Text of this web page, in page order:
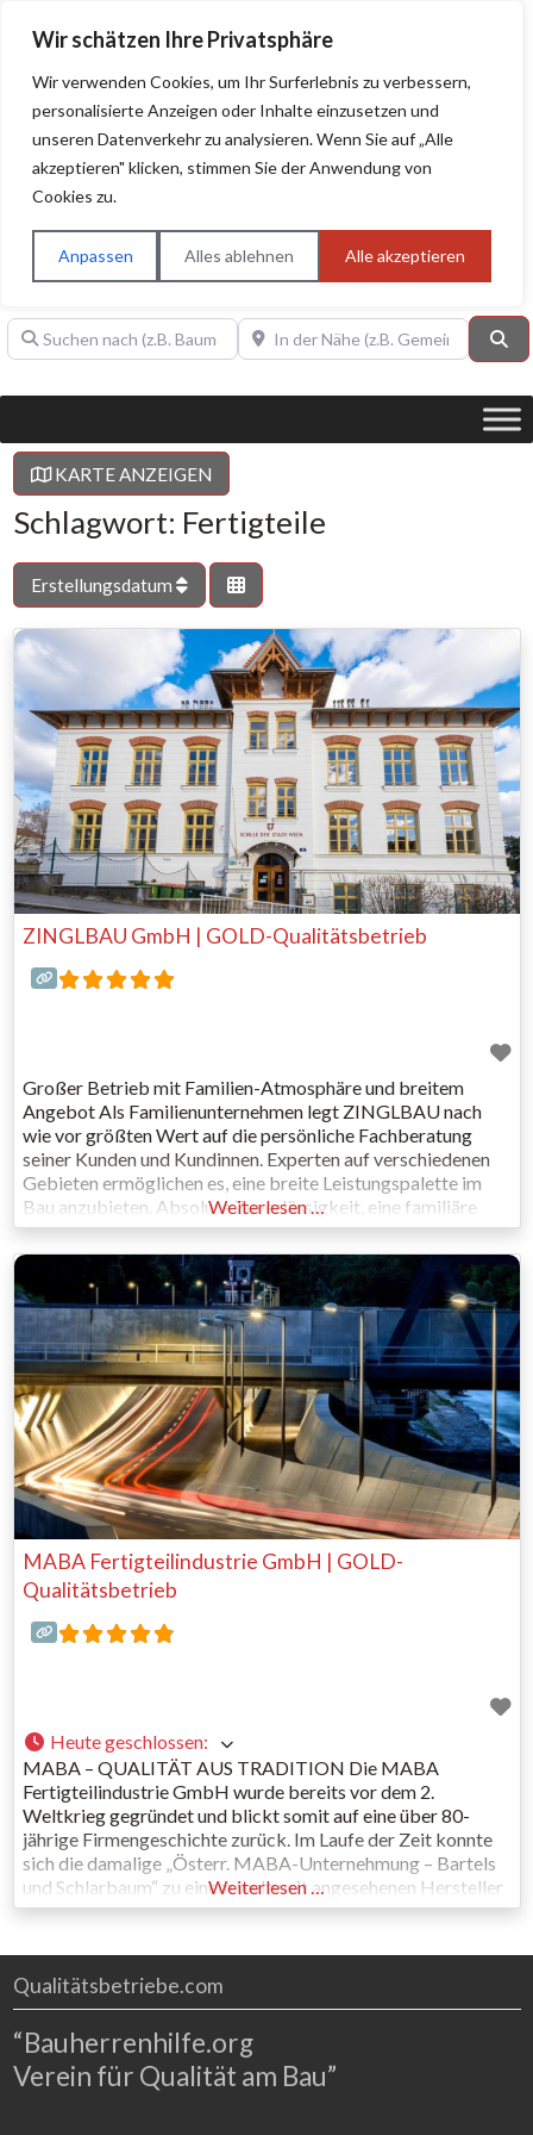
Wir schätzen Ihre Privatsphäre
Wir verwenden Cookies, um Ihr Surferlebnis zu verbessern,
personalisierte Anzeigen oder Inhalte einzusetzen und
unseren Datenverkehr zu analysieren. Wenn Sie auf „Alle
akzeptieren" klicken, stimmen Sie der Anwendung von
Cookies zu.
Anpassen Alles ablehnen Alle akzeptieren
BAUHERRENHILFE.orgQualitätssiegel!
Sie finden hier nur Qualitätsbetriebe, die mit dem DIAMANT,
PLATIN, GOLD, SILBER, ANWÄRTER "Bauherrenhilfe.org-
Qualitätssiegel" ausgezeichnet sind.
Suchen nach (z.B. Baumeister oder Dachdecker)In der Nähe (z.B. Gemeinde Baden)
KARTE ANZEIGEN
Schlagwort: Fertigteile
Erstellungsdatum
ZINGLBAU GmbH | GOLD-Qualitätsbetrieb
Großer Betrieb mit Familien-Atmosphäre und breitem
Angebot Als Familienunternehmen legt ZINGLBAU nach
wie vor größten Wert auf die persönliche Fachberatung
seiner Kunden und Kundinnen. Experten auf verschiedenen
Gebieten ermöglichen es, eine breite Leistungspalette im
Bau anzubieten. Absolute Zuverlässigkeit, eine familiäre
Betriebs-Atmosphäre und Hands-on-Mentalität sind
weitere Eckpfeiler der Firmenphilosophie. Seit der Gründung
im Jahr 1994 steht die Firma ZINGLBAU daher für
Weiterlesen …
MABA Fertigteilindustrie GmbH | GOLD-
Qualitätsbetrieb
Heute geschlossen:
MABA – QUALITÄT AUS TRADITION Die MABA
Fertigteilindustrie GmbH wurde bereits vor dem 2.
Weltkrieg gegründet und blickt somit auf eine über 80-
jährige Firmengeschichte zurück. Im Laufe der Zeit konnte
sich die damalige „Österr. MABA-Unternehmung – Bartels
und Schlarbaum“ zu einem weltweit angesehenen Hersteller
von Systemfertigteilen entwickeln. Noch heute erzeugt das
ausgezeichnete Qualität in einer
Weiterlesen …
Qualitätsbetriebe.com
“Bauherrenhilfe.org
Verein für Qualität am Bau”